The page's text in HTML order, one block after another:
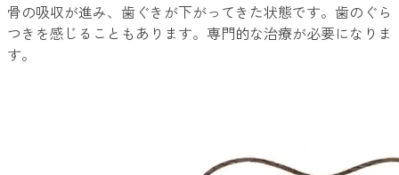
骨の吸収が進み、歯ぐきが下がってきた状態です。歯のぐら
つきを感じることもあります。専門的な治療が必要になりま
す。